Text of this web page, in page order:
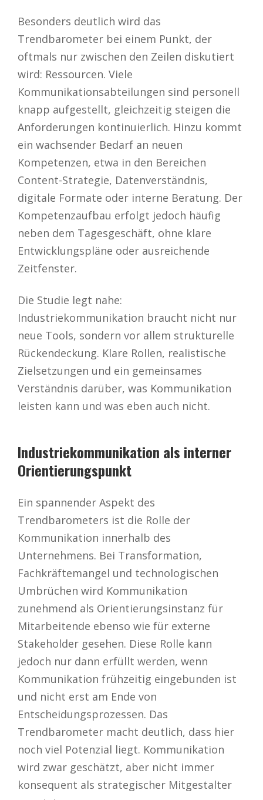
Besonders deutlich wird das
Trendbarometer bei einem Punkt, der
oftmals nur zwischen den Zeilen diskutiert
wird: Ressourcen. Viele
Kommunikationsabteilungen sind personell
knapp aufgestellt, gleichzeitig steigen die
Anforderungen kontinuierlich. Hinzu kommt
ein wachsender Bedarf an neuen
Kompetenzen, etwa in den Bereichen
Content-Strategie, Datenverständnis,
digitale Formate oder interne Beratung. Der
Kompetenzaufbau erfolgt jedoch häufig
neben dem Tagesgeschäft, ohne klare
Entwicklungspläne oder ausreichende
Zeitfenster.
Die Studie legt nahe:
Industriekommunikation braucht nicht nur
neue Tools, sondern vor allem strukturelle
Rückendeckung. Klare Rollen, realistische
Zielsetzungen und ein gemeinsames
Verständnis darüber, was Kommunikation
leisten kann und was eben auch nicht.
Industriekommunikation als interner
Orientierungspunkt
Ein spannender Aspekt des
Trendbarometers ist die Rolle der
Kommunikation innerhalb des
Unternehmens. Bei Transformation,
Fachkräftemangel und technologischen
Umbrüchen wird Kommunikation
zunehmend als Orientierungsinstanz für
Mitarbeitende ebenso wie für externe
Stakeholder gesehen. Diese Rolle kann
jedoch nur dann erfüllt werden, wenn
Kommunikation frühzeitig eingebunden ist
und nicht erst am Ende von
Entscheidungsprozessen. Das
Trendbarometer macht deutlich, dass hier
noch viel Potenzial liegt. Kommunikation
wird zwar geschätzt, aber nicht immer
konsequent als strategischer Mitgestalter